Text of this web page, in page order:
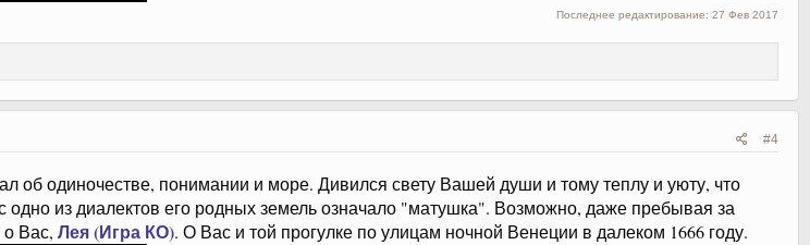
Последнее редактирование: 27 Фев 2017
#4
одиночестве, понимании и море. Дивился свету Вашей души и тому теплу и уюту, что
из диалектов его родных земель означало "матушка". Возможно, даже пребывая за
Вас, Лея (Игра КО). О Вас и той прогулке по улицам ночной Венеции в далеком 1666 году.